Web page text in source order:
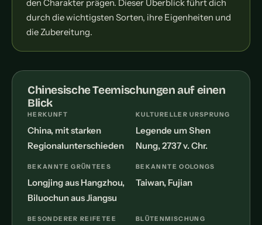
den Charakter prägen. Dieser Überblick führt dich
durch die wichtigsten Sorten, ihre Eigenheiten und
die Zubereitung.
Chinesische Teemischungen auf einen
Blick
HERKUNFT
China, mit starken
Regionalunterschieden
KULTURELLER URSPRUNG
Legende um Shen
Nung, 2737 v. Chr.
BEKANNTE GRÜNTEES
Longjing aus Hangzhou,
Biluochun aus Jiangsu
BEKANNTE OOLONGS
Taiwan, Fujian
BESONDERER REIFETEE BLÜTENMISCHUNG